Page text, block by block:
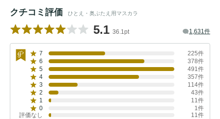
クチコミ評価 ひとえ・奥ぶたえ用マスカラ
5.1 36.1pt 1,631件
7
225件
6
378件
5
491件
4
357件
3
114件
2
43件
1
11件
0
1件
評価なし
11件